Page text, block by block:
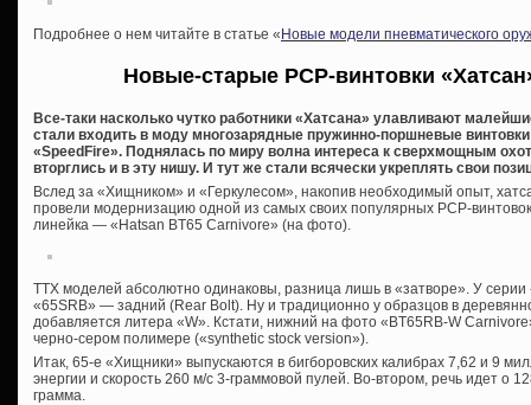
Подробнее о нем читайте в статье « Новые модели пневматического
Новые-старые PCP-винтовки
Все-таки насколько чутко работники «Хатсана» улавливают
стали входить в моду многозарядные пружинно-поршневые
«SpeedFire». Поднялась по миру волна интереса к сверхмощным
вторглись и в эту нишу. И тут же стали всячески укреплять свои
Вслед за «Хищником» и «Геркулесом», накопив необходимый опыт,
провели модернизацию одной из самых своих популярных PCP-
линейка — «Hatsan BT65 Carnivore» (на фото).
ТТХ моделей абсолютно одинаковы, разница лишь в «затворе». У серии
«65SRB» — задний (Rear Bolt). Ну и традиционно у образцов в
добавляется литера «W». Кстати, нижний на фото «BT65RB-W
черно-сером полимере («synthetic stock version»).
Итак, 65-е «Хищники» выпускаются в бигборовских калибрах 7,62 и 9
энергии и скорость 260 м/с 3-граммовой пулей. Во-втором, речь идет о
грамма.